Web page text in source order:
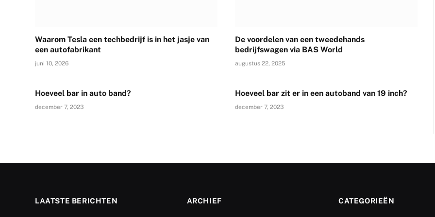
Waarom Tesla een techbedrijf is in het jasje van
een autofabrikant
juni 10, 2026
De voordelen van een tweedehands
bedrijfswagen via BAS World
augustus 22, 2025
Hoeveel bar in auto band?
december 7, 2023
Hoeveel bar zit er in een autoband van 19 inch?
december 7, 2023
LAATSTE BERICHTEN ARCHIEF CATEGORIEËN